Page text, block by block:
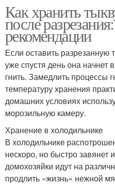
Как хранить
после
рекомендации
Если оставить разрезанную
уже спустя день она начнет
гнить. Замедлить процессы
температуру хранения
домашних условиях
морозильную камеру.
Хранение в холодильнике
В холодильнике
нескоро, но быстро завянет
домохозяйки идут на
продлить «жизнь» нежной